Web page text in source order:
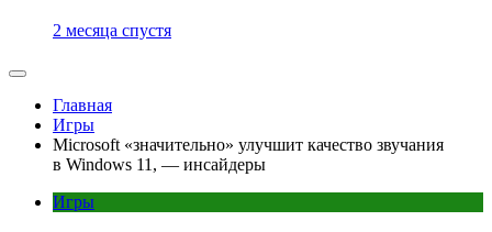
2 месяца спустя
Главная
Игры
Microsoft «значительно» улучшит качество звучания
в Windows 11, — инсайдеры
Игры